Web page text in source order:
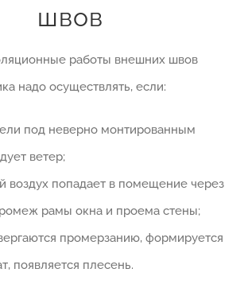
швов
работы внешних швов
надо осуществлять, если:
под неверно монтированным
ветер;
воздух попадает в помещение через
рамы окна и проема стены;
промерзанию, формируется
появляется плесень.